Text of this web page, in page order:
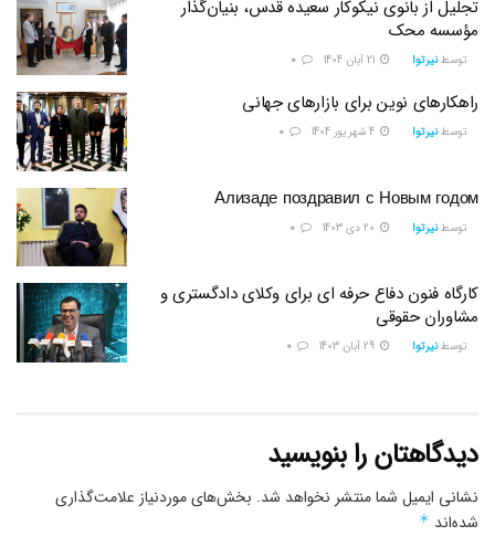
تجلیل از بانوی نیکوکار سعیده قدس، بنیان‌گذار
مؤسسه محک
توسط نیرتوا
راهکارهای نوین برای بازارهای جهانی
توسط نیرتوا
Ализаде поздравил с Новым годом
توسط نیرتوا
کارگاه فنون دفاع حرفه ای برای وکلای دادگستری و
مشاوران حقوقی
توسط نیرتوا
دیدگاهتان را بنویسید
نشانی ایمیل شما منتشر نخواهد شد. بخش‌های موردنیاز علامت‌گذاری
شده‌اند *